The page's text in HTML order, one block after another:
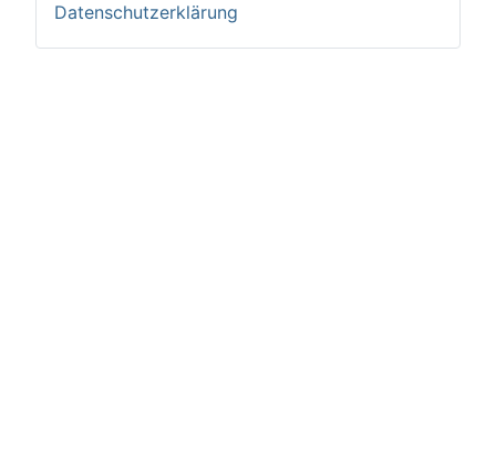
Datenschutzerklärung